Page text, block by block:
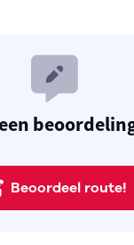
Beoordeel route!